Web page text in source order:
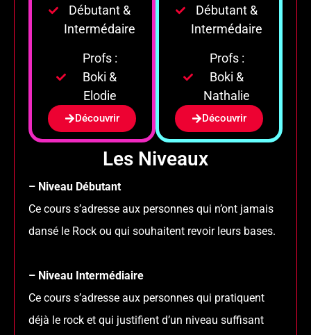
Débutant &
Intermédaire
Profs :
Boki &
Elodie
Découvrir
Débutant &
Intermédaire
Profs :
Boki &
Nathalie
Découvrir
Les Niveaux
– Niveau Débutant
Ce cours s’adresse aux personnes qui n’ont jamais
dansé le Rock ou qui souhaitent revoir leurs bases.
– Niveau Intermédiaire
Ce cours s’adresse aux personnes qui pratiquent
déjà le rock et qui justifient d’un niveau suffisant